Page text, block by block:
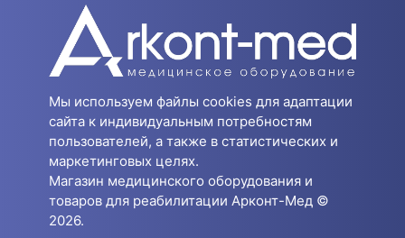
Мы используем файлы cookies для адаптации
сайта к индивидуальным потребностям
пользователей, а также в статистических и
маркетинговых целях.
Магазин медицинского оборудования и
товаров для реабилитации Арконт-Мед ©
2026.